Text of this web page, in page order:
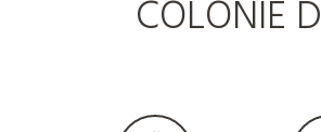
COLONIE